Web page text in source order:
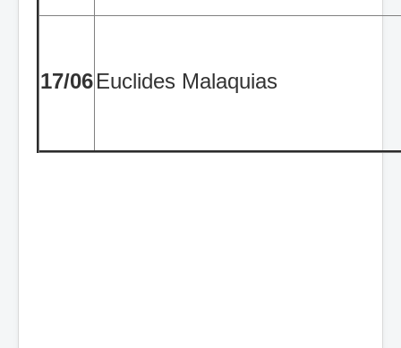
17/06Euclides Malaquias